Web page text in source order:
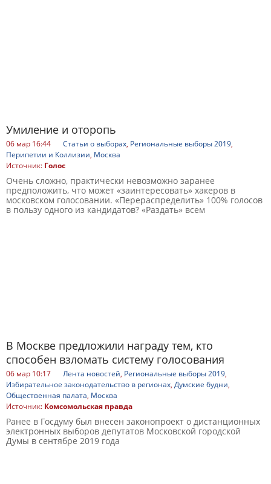
Умиление и оторопь
06 мар 16:44 Статьи о выборах, Региональные выборы 2019,
Перипетии и Коллизии, Москва
Источник: Голос
Очень сложно, практически невозможно заранее
предположить, что может «заинтересовать» хакеров в
московском голосовании. «Перераспределить» 100% голосов
в пользу одного из кандидатов? «Раздать» всем
В Москве предложили награду тем, кто
способен взломать систему голосования
06 мар 10:17 Лента новостей, Региональные выборы 2019,
Избирательное законодательство в регионах, Думские будни,
Общественная палата, Москва
Источник: Комсомольская правда
Ранее в Госдуму был внесен законопроект о дистанционных
электронных выборов депутатов Московской городской
Думы в сентябре 2019 года